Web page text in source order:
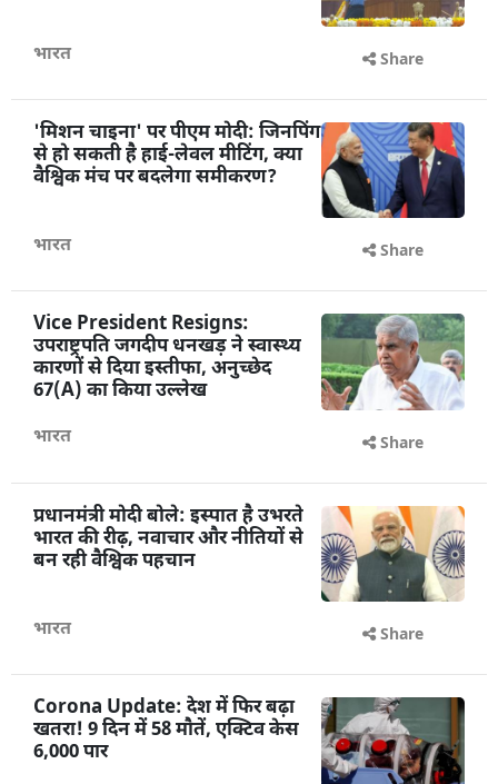
भारत Share
'मिशन चाइना' पर पीएम मोदी: जिनपिंग
से हो सकती है हाई-लेवल मीटिंग, क्या
वैश्विक मंच पर बदलेगा समीकरण?
भारत Share
Vice President Resigns:
उपराष्ट्रपति जगदीप धनखड़ ने स्वास्थ्य
कारणों से दिया इस्तीफा, अनुच्छेद
67(A) का किया उल्लेख
भारत Share
प्रधानमंत्री मोदी बोले: इस्पात है उभरते
भारत की रीढ़, नवाचार और नीतियों से
बन रही वैश्विक पहचान
भारत Share
Corona Update: देश में फिर बढ़ा
खतरा! 9 दिन में 58 मौतें, एक्टिव केस
6,000 पार